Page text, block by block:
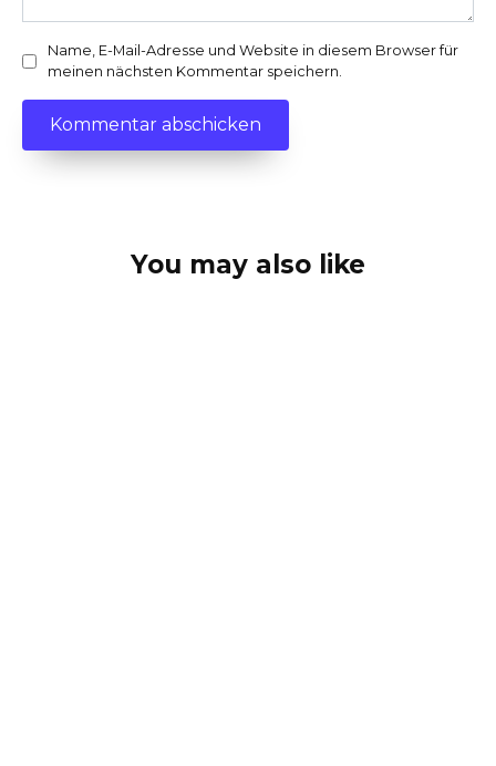
Name, E-Mail-Adresse und Website in diesem Browser für
meinen nächsten Kommentar speichern.
You may also like